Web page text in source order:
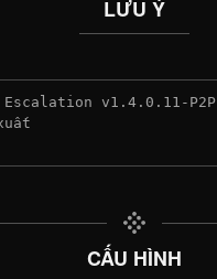
LƯU Ý
v1.4.0.11-P2P
CẤU HÌNH